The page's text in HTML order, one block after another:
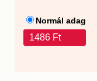
Normál adag
1486 Ft